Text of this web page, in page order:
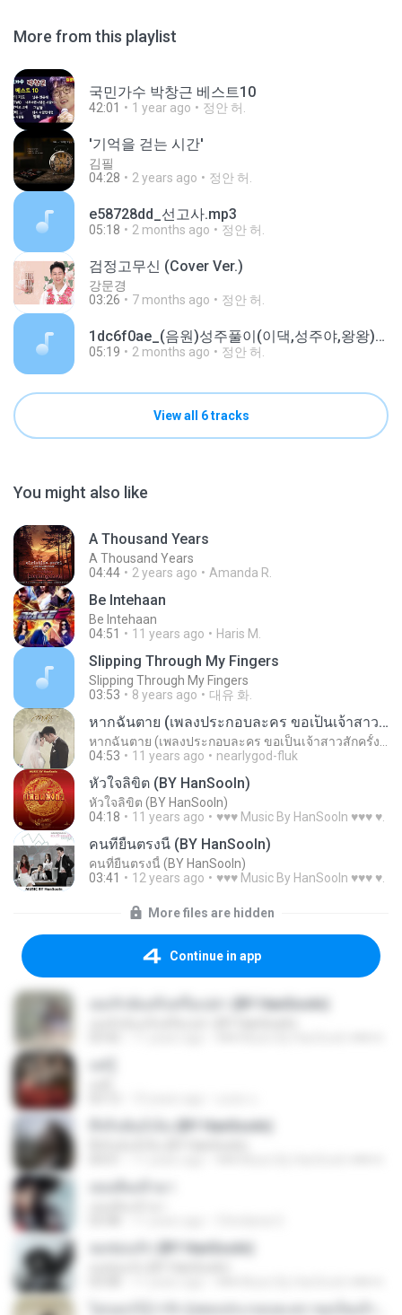
More from this playlist
국민가수 박창근 베스트10
42:01 1 year ago 정안 허.
'기억을 걷는 시간'
김필
04:28
2 years ago 정안 허.
e58728dd_선고사.mp3
05:18 2 months ago 정안 허.
검정고무신 (Cover Ver.)
강문경
03:26
7 months ago 정안 허.
1dc6f0ae_(음원)성주풀이(이댁,성주야,왕왕)-진도3.mp3
05:19 2 months ago 정안 허.
View all 6 tracks
You might also like
A Thousand Years
A Thousand Years
04:44
2 years ago Amanda R.
Be Intehaan
Be Intehaan
04:51
11 years ago Haris M.
Slipping Through My Fingers
Slipping Through My Fingers
03:53
8 years ago 대유 화.
หากฉันตาย (เพลงประกอบละคร ขอเป็นเจ้าสาวสักครั้งให้ชื่นใจ)
04:53
11 years ago nearlygod-fluk
หัวใจลิขิต (BY HanSooIn)
หัวใจลิขิต (BY HanSooIn)
04:18
11 years ago ♥♥♥ Music By HanSooIn ♥♥♥ ♥.
คนที่ยืนตรงนี้ (BY HanSooIn)
คนที่ยืนตรงนี้ (BY HanSooIn)
03:41
12 years ago ♥♥♥ Music By HanSooIn ♥♥♥ ♥.
More files are hidden
Continue in app
เธอรักฉันจริงหรือเปล่า (BY HanSooIn)
ที่จริงฉันก็เจ็บ (BY HanSooIn)
ลมซ่อนรัก (BY HanSooIn)